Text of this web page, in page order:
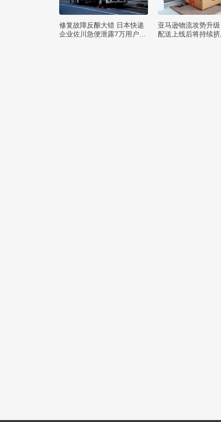
修复故障反酿大错 日本快递
企业佐川急便泄露7万用户隐
亚马逊物流攻势升
配送上线后将持续